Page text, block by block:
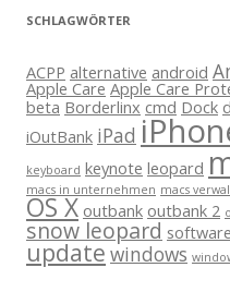
SCHLAGWÖRTER
ACPP alternative android
Apple Care Apple Care
beta Borderlinx cmd Dock
iOutBank iPad
keyboard keynote leopard
macs in unternehmen macs
OS X outbank outbank 2
snow leopard software
update windows